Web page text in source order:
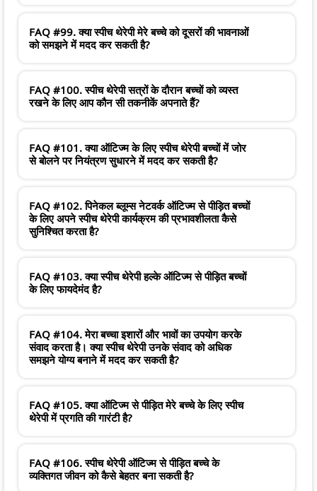
FAQ #99. क्या स्पीच थेरेपी मेरे बच्चे को दूसरों की भावनाओं
को समझने में मदद कर सकती है?
FAQ #100. स्पीच थेरेपी सत्रों के दौरान बच्चों को व्यस्त
रखने के लिए आप कौन सी तकनीकें अपनाते हैं?
FAQ #101. क्या ऑटिज्म के लिए स्पीच थेरेपी बच्चों में जोर
से बोलने पर नियंत्रण सुधारने में मदद कर सकती है?
FAQ #102. पिनेकल ब्लूम्स नेटवर्क ऑटिज्म से पीड़ित बच्चों
के लिए अपने स्पीच थेरेपी कार्यक्रम की प्रभावशीलता कैसे
सुनिश्चित करता है?
FAQ #103. क्या स्पीच थेरेपी हल्के ऑटिज्म से पीड़ित बच्चों
के लिए फायदेमंद है?
FAQ #104. मेरा बच्चा इशारों और भावों का उपयोग करके
संवाद करता है। क्या स्पीच थेरेपी उनके संवाद को अधिक
समझने योग्य बनाने में मदद कर सकती है?
FAQ #105. क्या ऑटिज्म से पीड़ित मेरे बच्चे के लिए स्पीच
थेरेपी में प्रगति की गारंटी है?
FAQ #106. स्पीच थेरेपी ऑटिज्म से पीड़ित बच्चे के
व्यक्तिगत जीवन को कैसे बेहतर बना सकती है?